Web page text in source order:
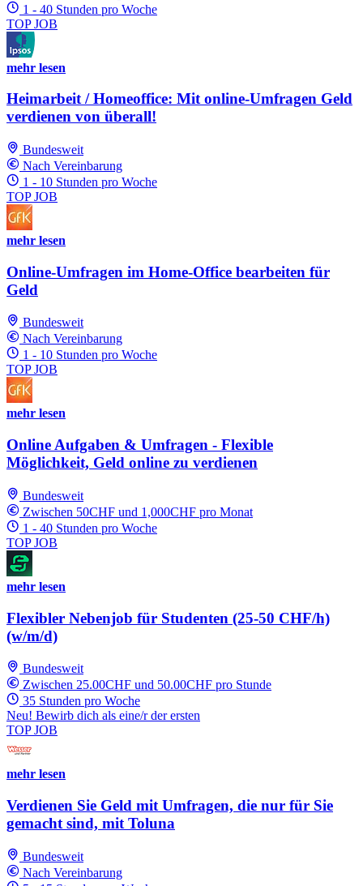
1 - 40 Stunden pro Woche
TOP JOB
mehr lesen
Heimarbeit / Homeoffice: Mit online-Umfragen Geld
verdienen von überall!
Bundesweit
Nach Vereinbarung
1 - 10 Stunden pro Woche
TOP JOB
mehr lesen
Online-Umfragen im Home-Office bearbeiten für
Geld
Bundesweit
Nach Vereinbarung
1 - 10 Stunden pro Woche
TOP JOB
mehr lesen
Online Aufgaben & Umfragen - Flexible
Möglichkeit, Geld online zu verdienen
Bundesweit
Zwischen 50CHF und 1,000CHF pro Monat
1 - 40 Stunden pro Woche
TOP JOB
mehr lesen
Flexibler Nebenjob für Studenten (25-50 CHF/h)
(w/m/d)
Bundesweit
Zwischen 25.00CHF und 50.00CHF pro Stunde
35 Stunden pro Woche
Neu! Bewirb dich als eine/r der ersten
TOP JOB
mehr lesen
Verdienen Sie Geld mit Umfragen, die nur für Sie
gemacht sind, mit Toluna
Bundesweit
Nach Vereinbarung